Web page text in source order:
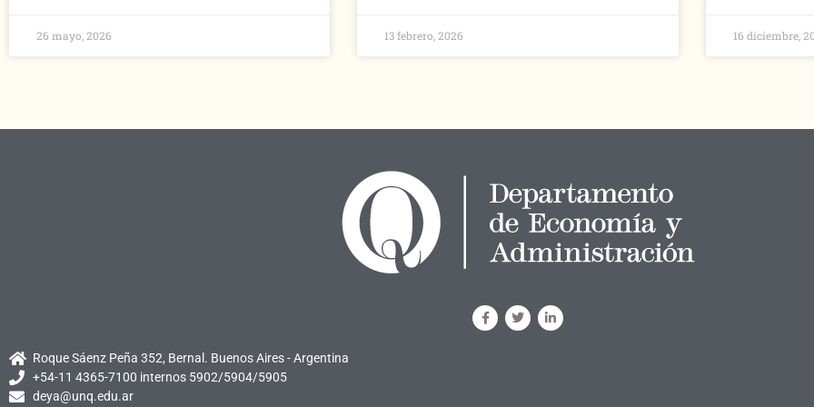
26 mayo, 2026 13 febrero, 2026 16 diciembre,
Roque Sáenz Peña 352, Bernal. Buenos Aires - Argentina
+54-11 4365-7100 internos 5902/5904/5905
deya@unq.edu.ar